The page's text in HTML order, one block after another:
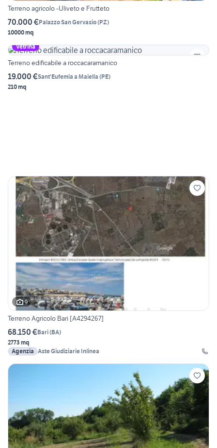
Terreno agricolo -Uliveto e Frutteto
70.000 €Palazzo San Gervasio(PZ)
10000 mq
Vetrina
Terreno edificabile a roccacaramanico
19.000 €Sant'Eufemia a Maiella (PE)
210 mq
9
Terreno Agricolo Bari [A4294267]
68.150 €Bari(BA)
2773 mq
Agenzia Aste Giudiziarie Inlinea